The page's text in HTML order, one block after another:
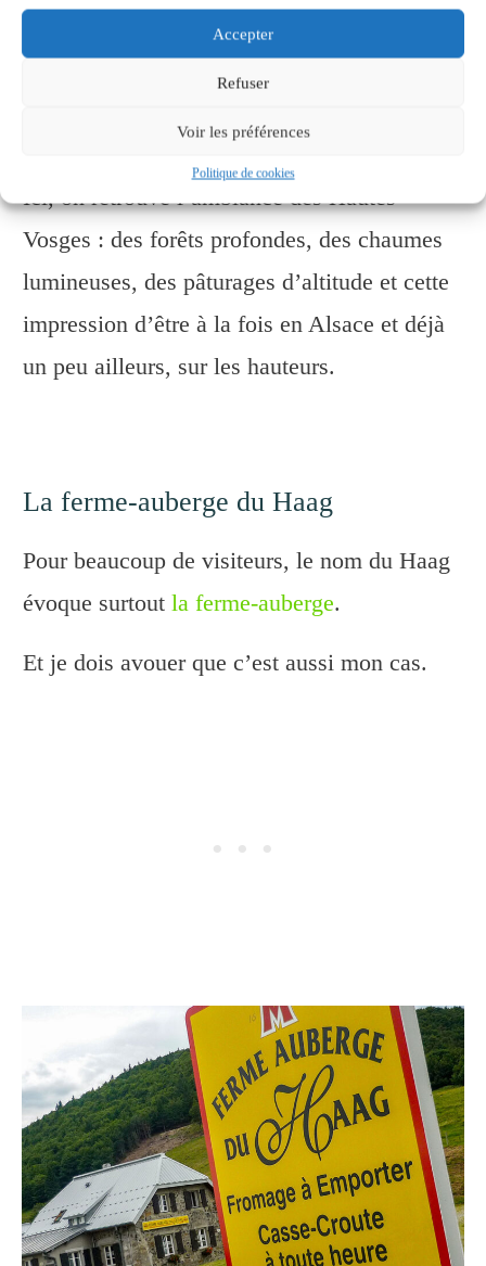
Accepter
Refuser
Voir les préférences
Politique de cookies
sommet par un chemin forestier. C’est une
belle manière de découvrir un secteur plus
calme, loin de l’agitation des grands sites
Ici, on retrouve l’ambiance des Hautes
Vosges : des forêts profondes, des chaumes
lumineuses, des pâturages d’altitude et cette
impression d’être à la fois en Alsace et déjà
un peu ailleurs, sur les hauteurs.
La ferme-auberge du Haag
Pour beaucoup de visiteurs, le nom du Haag
évoque surtout la ferme-auberge.
Et je dois avouer que c’est aussi mon cas.